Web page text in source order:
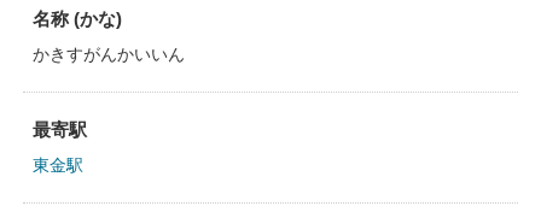
名称 (かな)
かきすがんかいいん
最寄駅
東金駅